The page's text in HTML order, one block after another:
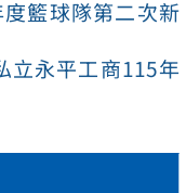
籃球隊第二次新
立永平工商115年